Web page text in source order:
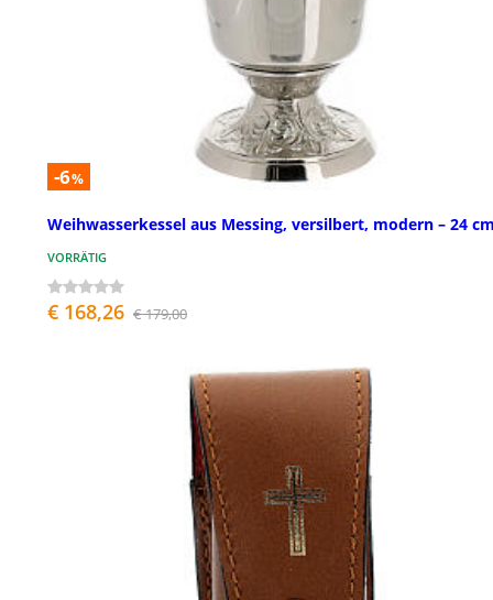
-6%
Weihwasserkessel aus Messing, versilbert, modern – 24
VORRÄTIG
€ 168,26 € 179,00